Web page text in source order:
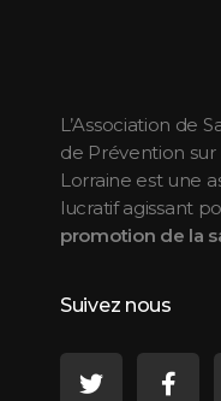
L’Association de
de Prévention sur
Lorraine est une
lucratif agissant
promotion de la
Suivez nous